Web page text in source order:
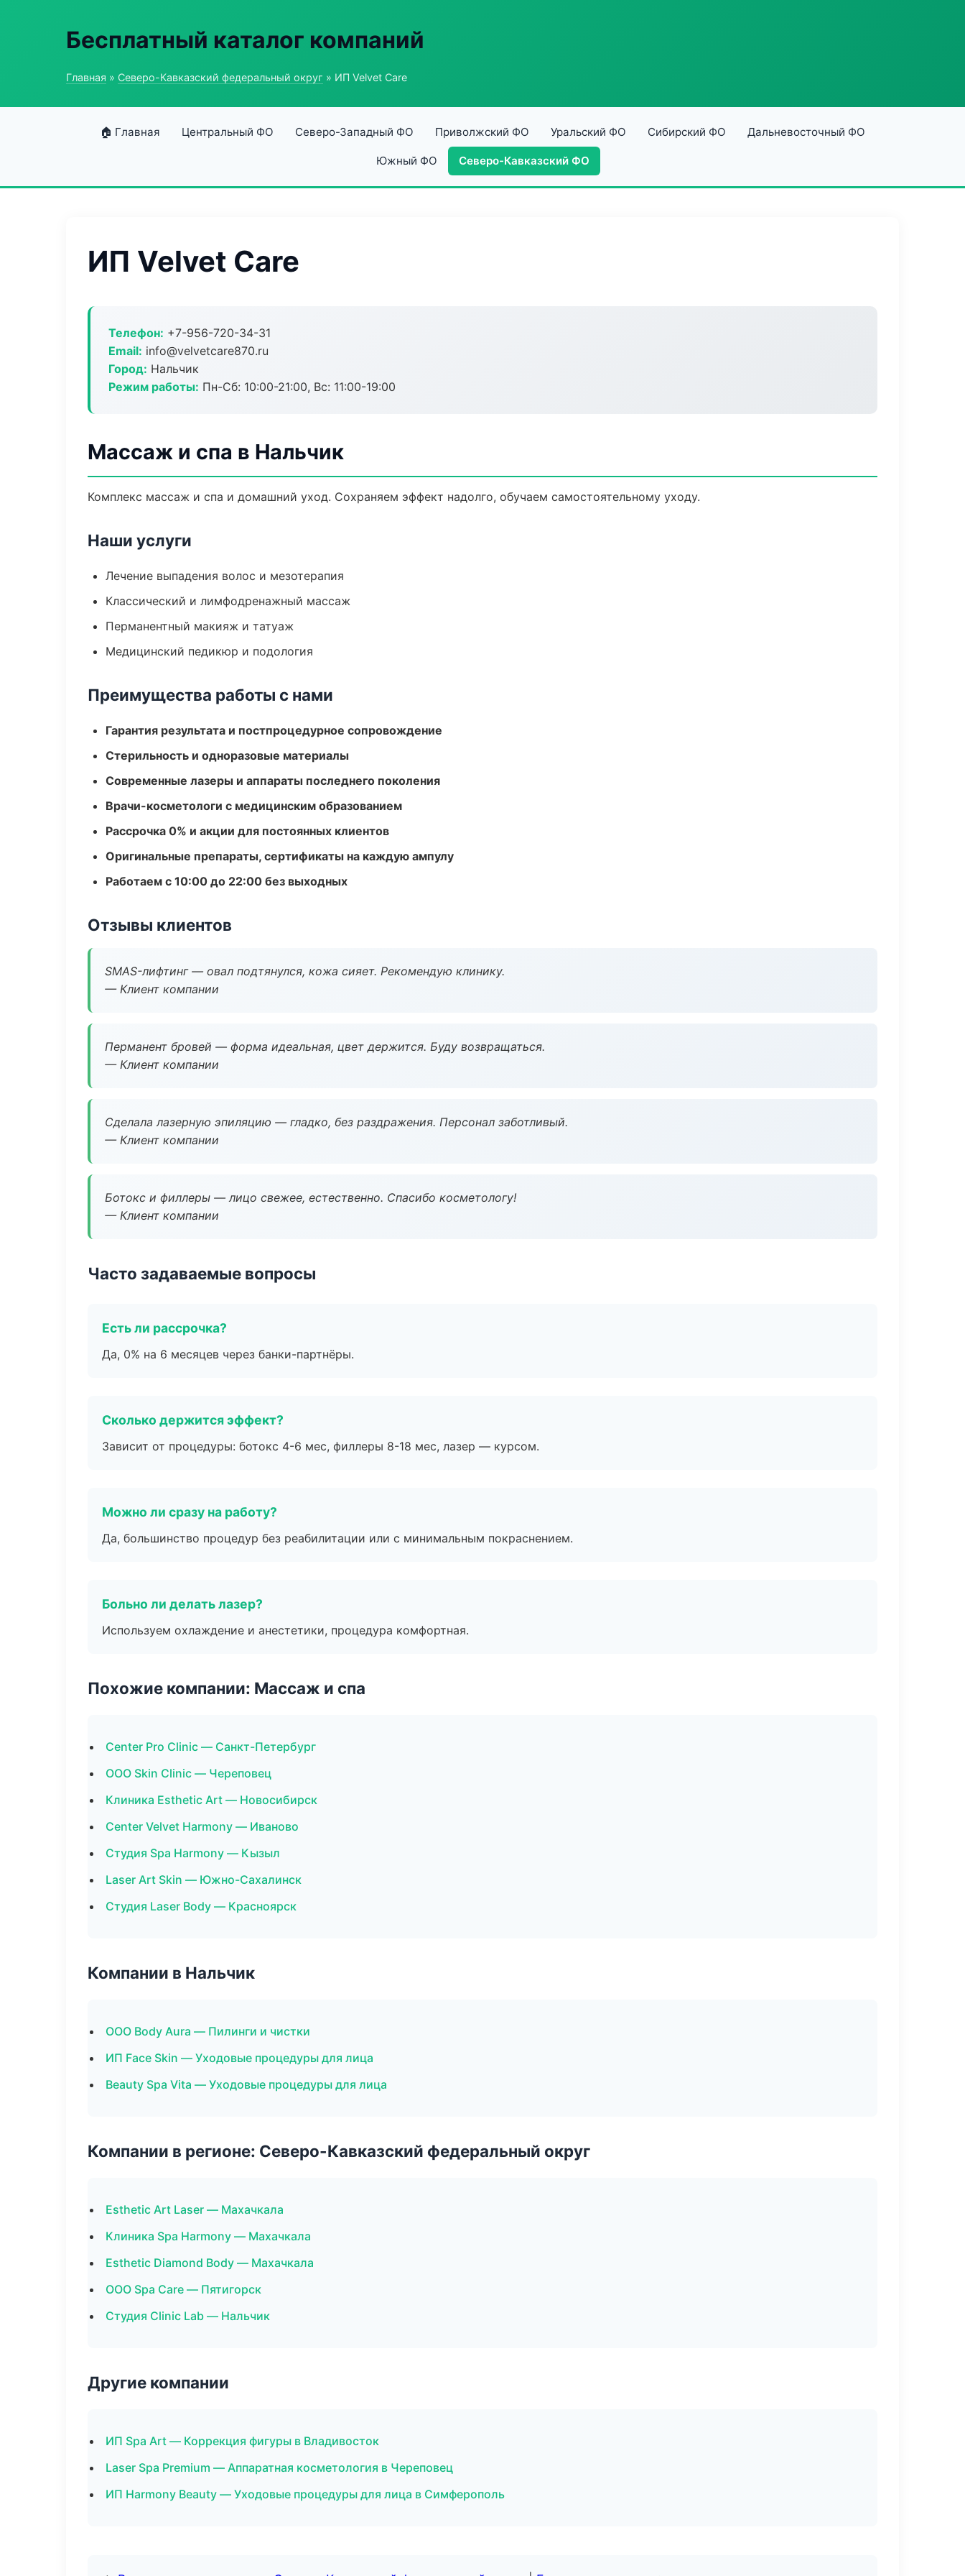
Бесплатный каталог компаний
Главная » Северо-Кавказский федеральный округ » ИП Velvet Care
🏠 Главная Центральный ФО Северо-Западный ФО Приволжский ФО Уральский ФО Сибирский ФО Дальневосточный ФО
Южный ФО Северо-Кавказский ФО
ИП Velvet Care
Телефон: +7-956-720-34-31
Email: info@velvetcare870.ru
Город: Нальчик
Режим работы: Пн-Сб: 10:00-21:00, Вс: 11:00-19:00
Массаж и спа в Нальчик
Комплекс массаж и спа и домашний уход. Сохраняем эффект надолго, обучаем самостоятельному уходу.
Наши услуги
Лечение выпадения волос и мезотерапия
Классический и лимфодренажный массаж
Перманентный макияж и татуаж
Медицинский педикюр и подология
Преимущества работы с нами
Гарантия результата и постпроцедурное сопровождение
Стерильность и одноразовые материалы
Современные лазеры и аппараты последнего поколения
Врачи-косметологи с медицинским образованием
Рассрочка 0% и акции для постоянных клиентов
Оригинальные препараты, сертификаты на каждую ампулу
Работаем с 10:00 до 22:00 без выходных
Отзывы клиентов
SMAS-лифтинг — овал подтянулся, кожа сияет. Рекомендую клинику.
— Клиент компании
Перманент бровей — форма идеальная, цвет держится. Буду возвращаться.
— Клиент компании
Сделала лазерную эпиляцию — гладко, без раздражения. Персонал заботливый.
— Клиент компании
Ботокс и филлеры — лицо свежее, естественно. Спасибо косметологу!
— Клиент компании
Часто задаваемые вопросы
Есть ли рассрочка?
Да, 0% на 6 месяцев через банки-партнёры.
Сколько держится эффект?
Зависит от процедуры: ботокс 4-6 мес, филлеры 8-18 мес, лазер — курсом.
Можно ли сразу на работу?
Да, большинство процедур без реабилитации или с минимальным покраснением.
Больно ли делать лазер?
Используем охлаждение и анестетики, процедура комфортная.
Похожие компании: Массаж и спа
Center Pro Clinic — Санкт-Петербург
ООО Skin Clinic — Череповец
Клиника Esthetic Art — Новосибирск
Center Velvet Harmony — Иваново
Студия Spa Harmony — Кызыл
Laser Art Skin — Южно-Сахалинск
Студия Laser Body — Красноярск
Компании в Нальчик
ООО Body Aura — Пилинги и чистки
ИП Face Skin — Уходовые процедуры для лица
Beauty Spa Vita — Уходовые процедуры для лица
Компании в регионе: Северо-Кавказский федеральный округ
Esthetic Art Laser — Махачкала
Клиника Spa Harmony — Махачкала
Esthetic Diamond Body — Махачкала
ООО Spa Care — Пятигорск
Студия Clinic Lab — Нальчик
Другие компании
ИП Spa Art — Коррекция фигуры в Владивосток
Laser Spa Premium — Аппаратная косметология в Череповец
ИП Harmony Beauty — Уходовые процедуры для лица в Симферополь